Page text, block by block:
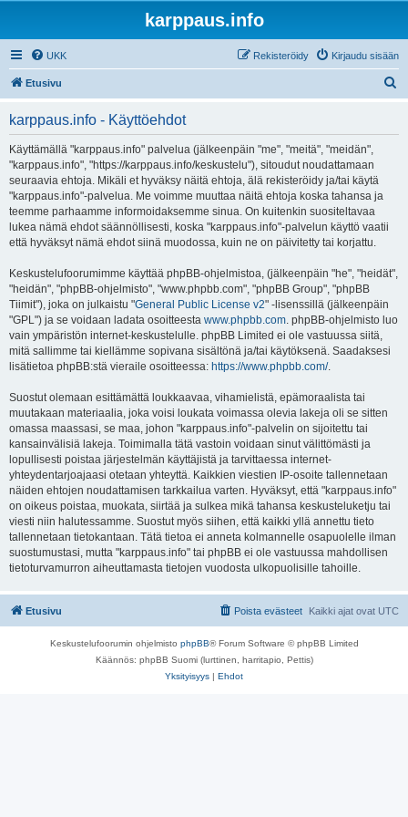
karppaus.info
UKK Kirjaudu sisään
Rekisteröidy
Etusivu
karppaus.info - Käyttöehdot
Käyttämällä "karppaus.info" palvelua (jälkeenpäin "me", "meitä", "meidän",
"karppaus.info", "https://karppaus.info/keskustelu"), sitoudut noudattamaan
seuraavia ehtoja. Mikäli et hyväksy näitä ehtoja, älä rekisteröidy ja/tai käytä
"karppaus.info"-palvelua. Me voimme muuttaa näitä ehtoja koska tahansa ja
teemme parhaamme informoidaksemme sinua. On kuitenkin suositeltavaa
lukea nämä ehdot säännöllisesti, koska "karppaus.info"-palvelun käyttö vaatii
että hyväksyt nämä ehdot siinä muodossa, kuin ne on päivitetty tai korjattu.
Keskustelufoorumimme käyttää phpBB-ohjelmistoa, (jälkeenpäin "he", "heidät",
"heidän", "phpBB-ohjelmisto", "www.phpbb.com", "phpBB Group", "phpBB
Tiimit"), joka on julkaistu "General Public License v2" -lisenssillä (jälkeenpäin
"GPL") ja se voidaan ladata osoitteesta www.phpbb.com. phpBB-ohjelmisto luo
vain ympäristön internet-keskustelulle. phpBB Limited ei ole vastuussa siitä,
mitä sallimme tai kiellämme sopivana sisältönä ja/tai käytöksenä. Saadaksesi
lisätietoa phpBB:stä vieraile osoitteessa: https://www.phpbb.com/.
Suostut olemaan esittämättä loukkaavaa, vihamielistä, epämoraalista tai
muutakaan materiaalia, joka voisi loukata voimassa olevia lakeja oli se sitten
omassa maassasi, se maa, johon "karppaus.info"-palvelin on sijoitettu tai
kansainvälisiä lakeja. Toimimalla tätä vastoin voidaan sinut välittömästi ja
lopullisesti poistaa järjestelmän käyttäjistä ja tarvittaessa internet-
yhteydentarjoajaasi otetaan yhteyttä. Kaikkien viestien IP-osoite tallennetaan
näiden ehtojen noudattamisen tarkkailua varten. Hyväksyt, että "karppaus.info"
on oikeus poistaa, muokata, siirtää ja sulkea mikä tahansa keskusteluketju tai
viesti niin halutessamme. Suostut myös siihen, että kaikki yllä annettu tieto
tallennetaan tietokantaan. Tätä tietoa ei anneta kolmannelle osapuolelle ilman
suostumustasi, mutta "karppaus.info" tai phpBB ei ole vastuussa mahdollisen
tietoturvamurron aiheuttamasta tietojen vuodosta ulkopuolisille tahoille.
Etusivu Kaikki ajat ovat UTC
Poista evästeet
Keskustelufoorumin ohjelmisto phpBB® Forum Software © phpBB Limited
Käännös: phpBB Suomi (lurttinen, harritapio, Pettis)
Yksityisyys | Ehdot